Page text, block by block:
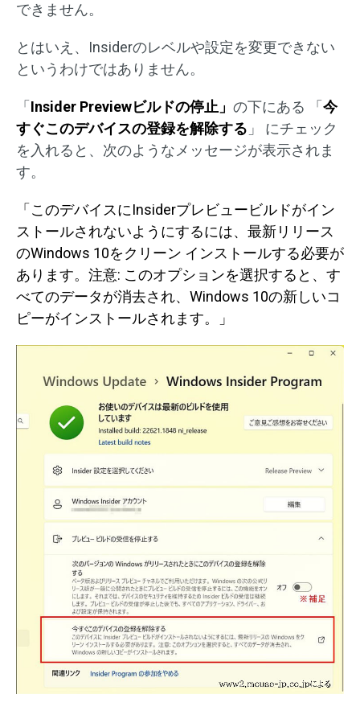
できません。
とはいえ、Insiderのレベルや設定を変更できない
というわけではありません。
「 Insider Previewビルドの停止」 の下にある 「 今
すぐこのデバイスの登録を解除する 」 にチェック
を入れると、次のようなメッセージが表示されま
す。
「このデバイスにInsiderプレビュービルドがイン
ストールされないようにするには、最新リリース
のWindows 10をクリーン インストールする必要が
あります。注意: このオプションを選択すると、す
べてのデータが消去され、Windows 10の新しいコ
ピーがインストールされます。」